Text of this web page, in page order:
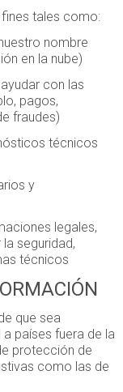
tales como:
nombre
en la nube)
con las
pagos,
fraudes)
técnicos
y
legales,
seguridad,
técnicos
que sea
países fuera de la
protección de
como las de